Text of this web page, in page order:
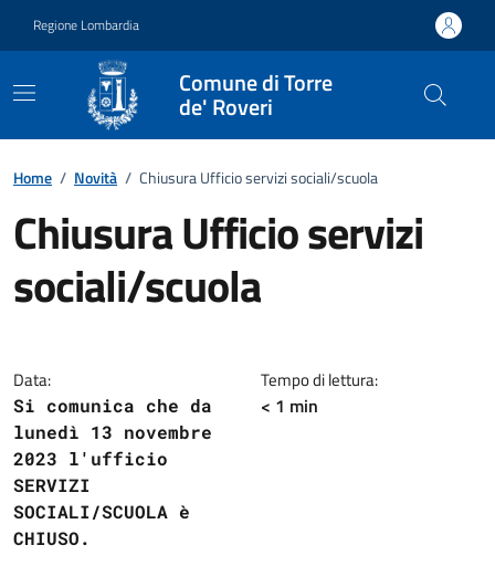
Regione Lombardia
Comune di Torre
de' Roveri
Home / Novità / Chiusura Ufficio servizi sociali/scuola
Chiusura Ufficio servizi
sociali/scuola
Data:
Si comunica che da
lunedì 13 novembre
2023 l'ufficio
SERVIZI
SOCIALI/SCUOLA è
CHIUSO.
Tempo di lettura:
< 1 min